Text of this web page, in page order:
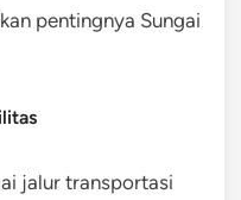
pentingnya Sungai
jalur transportasi